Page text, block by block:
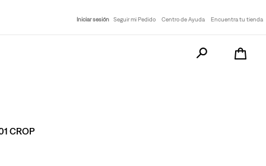
Iniciar sesión Seguir mi Pedido Centro de Ayuda Encuentra tu tienda
Busca tu producto
CROP